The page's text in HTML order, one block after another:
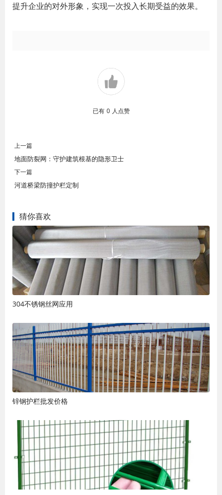
提升企业的对外形象，实现一次投入长期受益的效果。
已有 0 人点赞
上一篇
地面防裂网：守护建筑根基的隐形卫士
下一篇
河道桥梁防撞护栏定制
猜你喜欢
304不锈钢丝网应用
锌钢护栏批发价格